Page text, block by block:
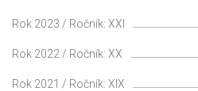
Rok 2023 / Ročník: XXI
Rok 2022 / Ročník: XX
Rok 2021 / Ročník: XIX